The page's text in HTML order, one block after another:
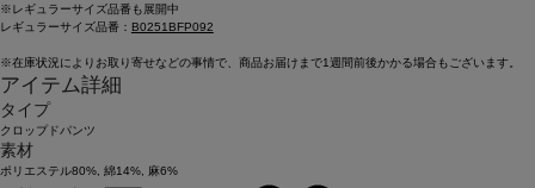
※レギュラーサイズ品番も展開中
レギュラーサイズ品番： B0251BFP092
※在庫状況によりお取り寄せなどの事情で、商品お届けまで1週間前後かかる場合もございます。
アイテム詳細
タイプ
クロップドパンツ
素材
ポリエステル80%, 綿14%, 麻6%